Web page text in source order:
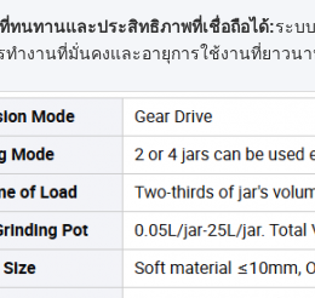
ทนทานและประสิทธิภาพที่เชื่อถือได้:ระบ
ทำงานที่มั่นคงและอายุการใช้งานที่ยาวน